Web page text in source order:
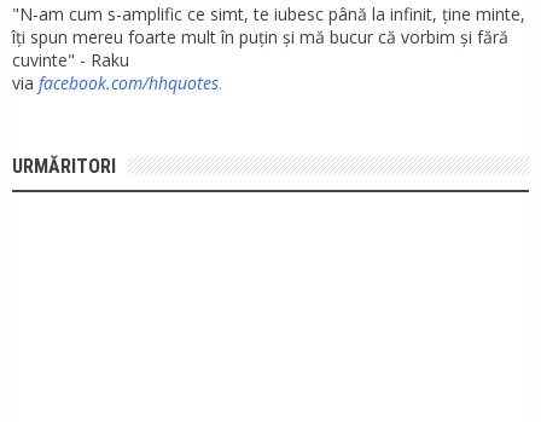
"N-am cum s-amplific ce simt, te iubesc până la infinit, ține minte,
îți spun mereu foarte mult în puțin și mă bucur că vorbim și fără
cuvinte" - Raku
via facebook.com/hhquotes.
URMĂRITORI